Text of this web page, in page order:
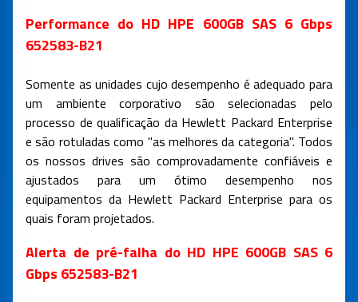
Performance do HD HPE 600GB SAS 6 Gbps
652583-B21
Somente as unidades cujo desempenho é adequado para
um ambiente corporativo são selecionadas pelo
processo de qualificação da Hewlett Packard Enterprise
e são rotuladas como "as melhores da categoria". Todos
os nossos drives são comprovadamente confiáveis e
ajustados para um ótimo desempenho nos
equipamentos da Hewlett Packard Enterprise para os
quais foram projetados.
Alerta de pré-falha do HD HPE 600GB SAS 6
Gbps 652583-B21